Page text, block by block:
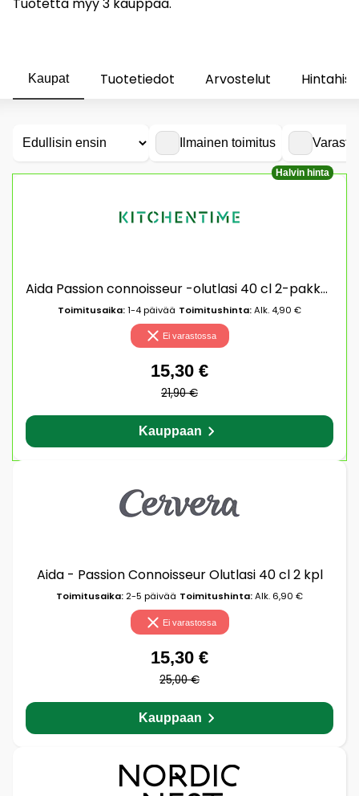
Tuotetta myy 3 kauppaa.
Kaupat Tuotetiedot Arvostelut
Ilmainen toimitus
Halvin hinta
Aida Passion connoisseur -olutlasi 40 cl 2-pakkaus Clear
Toimitusaika:1-4 päivää Toimitushinta:Alk. 4,90 €
Ei varastossa
15,30 €
21,90 €
Kauppaan
Aida - Passion Connoisseur Olutlasi 40 cl 2 kpl
Toimitusaika: 2-5 päivää Toimitushinta:Alk. 6,90 €
Ei varastossa
15,30 €
25,00 €
Kauppaan